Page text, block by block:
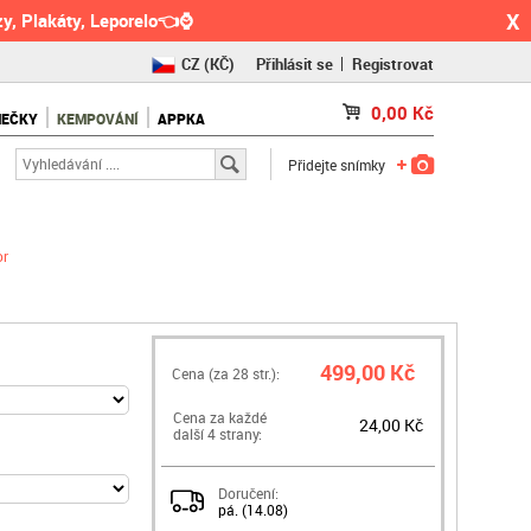
Plakáty, Leporelo👈⌚ X
CZ(KČ)
RO(RON)
Přihlásit se Registrovat
KEMPOVÁNÍ APPKA 0,00 Kč
Přidejte snímky
Cena (za 28 str.): 499,00 Kč
Cena za každé
další 4 strany:
24,00 Kč
Doručení:
pá. (14.08)